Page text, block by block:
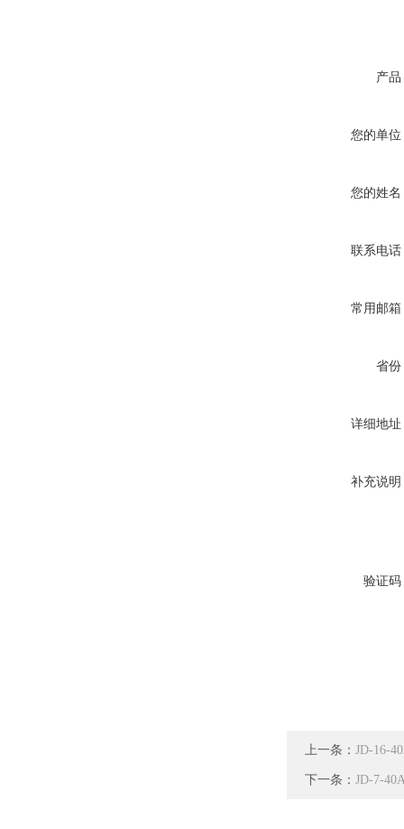
产品
您的单位
您的姓名
联系电话
常用邮箱
省份
详细地址
补充说明
验证码
上一条： JD-16-
下一条： JD-7-